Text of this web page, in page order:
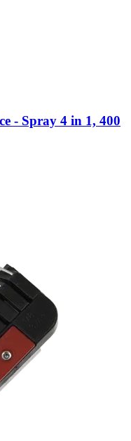
-​ Spray 4 in 1, 400